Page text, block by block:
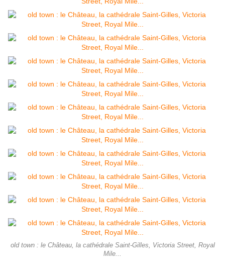
old town : le Château, la cathédrale Saint-Gilles, Victoria Street, Royal
Mile...